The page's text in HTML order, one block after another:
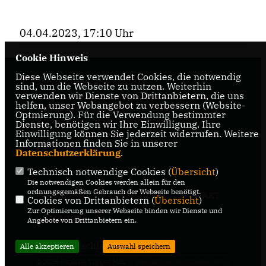
04.04.2023, 17:10 Uhr
Informationen über den CDU-
Landtagsabgeordneten Raphael Tigges für den
Wahlkreis 95 - Gütersloh II, Gütersloh,
Harsewinkel, Herzenbrock-Clarholz
IMPRESSUM DATENSCHUTZ KONTAKT
CDU NRW
CDU Deutschlands
Cookie Hinweis
Diese Webseite verwendet Cookies, die notwendig
sind, um die Webseite zu nutzen. Weiterhin
verwenden wir Dienste von Drittanbietern, die uns
helfen, unser Webangebot zu verbessern (Website-
Optmierung). Für die Verwendung bestimmter
Dienste, benötigen wir Ihre Einwilligung. Ihre
Einwilligung können Sie jederzeit widerrufen. Weitere
Informationen finden Sie in unserer
Datenschutzerklärung.
Technisch notwendige Cookies (Übersicht)
Die notwendigen Cookies werden allein für den
ordnungsgemäßen Gebrauch der Webseite benötigt.
Cookies von Drittanbietern (Übersicht)
Zur Optimierung unserer Webseite binden wir Dienste und
Angebote von Drittanbietern ein.
Alle akzeptieren Auswahl speichern